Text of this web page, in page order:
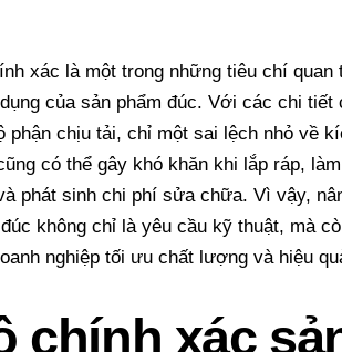
xác là một trong những tiêu chí quan
của sản phẩm đúc. Với các chi
phận chịu tải, chỉ một sai lệch nhỏ về
có thể gây khó khăn khi lắp ráp,
phát sinh chi phí sửa chữa. Vì vậy,
không chỉ là yêu cầu kỹ thuật, mà
nghiệp tối ưu chất lượng và hiệu
chính xác